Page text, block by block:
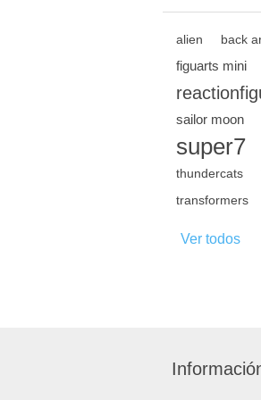
alien back
figuarts mini
sailor moon
super7
thundercats
transformers
Ver todos